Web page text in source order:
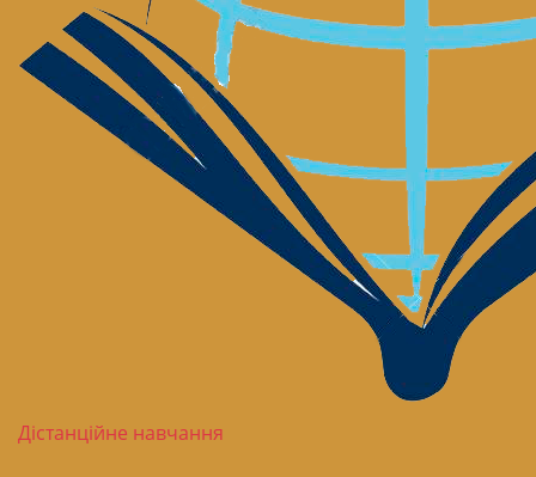
Дістанційне навчання